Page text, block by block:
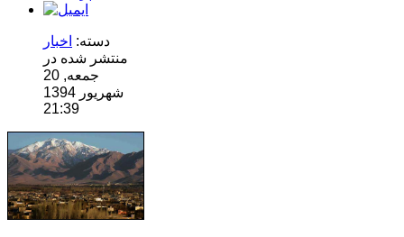
دسته: اخبار
منتشر شده در
جمعه, 20
شهریور 1394
21:39